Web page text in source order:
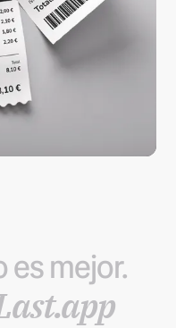
es mejor.